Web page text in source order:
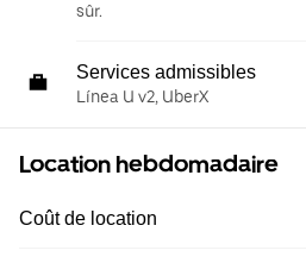
sûr.
Services admissibles
Línea U v2, UberX
Location hebdomadaire
Coût de location